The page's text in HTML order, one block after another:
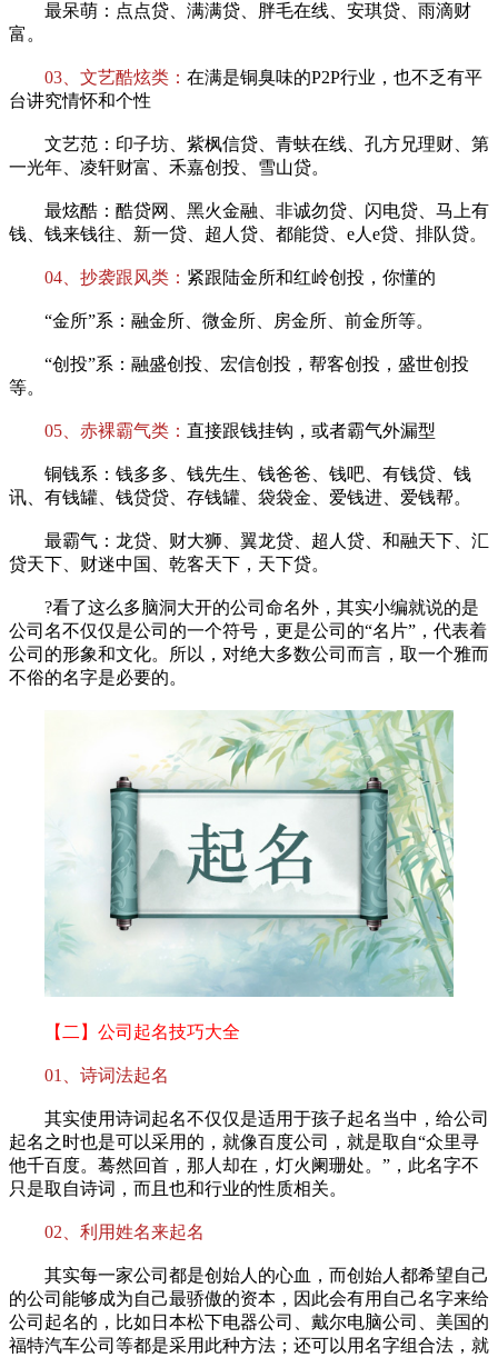
最呆萌：点点贷、满满贷、胖毛在线、安琪贷、雨滴财
富。
03、文艺酷炫类： 在满是铜臭味的P2P行业，也不乏有平
台讲究情怀和个性
文艺范：印子坊、紫枫信贷、青蚨在线、孔方兄理财、第
一光年、凌轩财富、禾嘉创投、雪山贷。
最炫酷：酷贷网、黑火金融、非诚勿贷、闪电贷、马上有
钱、钱来钱往、新一贷、超人贷、都能贷、e人e贷、排队贷。
04、抄袭跟风类： 紧跟陆金所和红岭创投，你懂的
“金所”系：融金所、微金所、房金所、前金所等。
“创投”系：融盛创投、宏信创投，帮客创投，盛世创投
等。
05、赤裸霸气类： 直接跟钱挂钩，或者霸气外漏型
铜钱系：钱多多、钱先生、钱爸爸、钱吧、有钱贷、钱
讯、有钱罐、钱贷贷、存钱罐、袋袋金、爱钱进、爱钱帮。
最霸气：龙贷、财大狮、翼龙贷、超人贷、和融天下、汇
贷天下、财迷中国、乾客天下，天下贷。
?看了这么多脑洞大开的公司命名外，其实小编就说的是
公司名不仅仅是公司的一个符号，更是公司的“名片”，代表着
公司的形象和文化。所以，对绝大多数公司而言，取一个雅而
不俗的名字是必要的。
【二】公司起名技巧大全
01、诗词法起名
其实使用诗词起名不仅仅是适用于孩子起名当中，给公司
起名之时也是可以采用的，就像百度公司，就是取自“众里寻
他千百度。蓦然回首，那人却在，灯火阑珊处。”，此名字不
只是取自诗词，而且也和行业的性质相关。
02、利用姓名来起名
其实每一家公司都是创始人的心血，而创始人都希望自己
的公司能够成为自己最骄傲的资本，因此会有用自己名字来给
公司起名的，比如日本松下电器公司、戴尔电脑公司、美国的
福特汽车公司等都是采用此种方法；还可以用名字组合法，就